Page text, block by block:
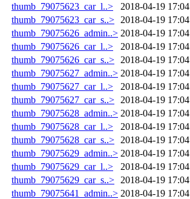
thumb_79075623_car_l..>
2018-04-19 17:04
thumb_79075623_car_s..>
2018-04-19 17:04
thumb_79075626_admin..> 2018-04-19 17:04
thumb_79075626_car_l..>
2018-04-19 17:04
thumb_79075626_car_s..>
2018-04-19 17:04
thumb_79075627_admin..> 2018-04-19 17:04
thumb_79075627_car_l..>
2018-04-19 17:04
thumb_79075627_car_s..>
2018-04-19 17:04
thumb_79075628_admin..> 2018-04-19 17:04
thumb_79075628_car_l..>
2018-04-19 17:04
thumb_79075628_car_s..>
2018-04-19 17:04
thumb_79075629_admin..> 2018-04-19 17:04
thumb_79075629_car_l..>
2018-04-19 17:04
thumb_79075629_car_s..>
2018-04-19 17:04
thumb_79075641_admin..> 2018-04-19 17:04